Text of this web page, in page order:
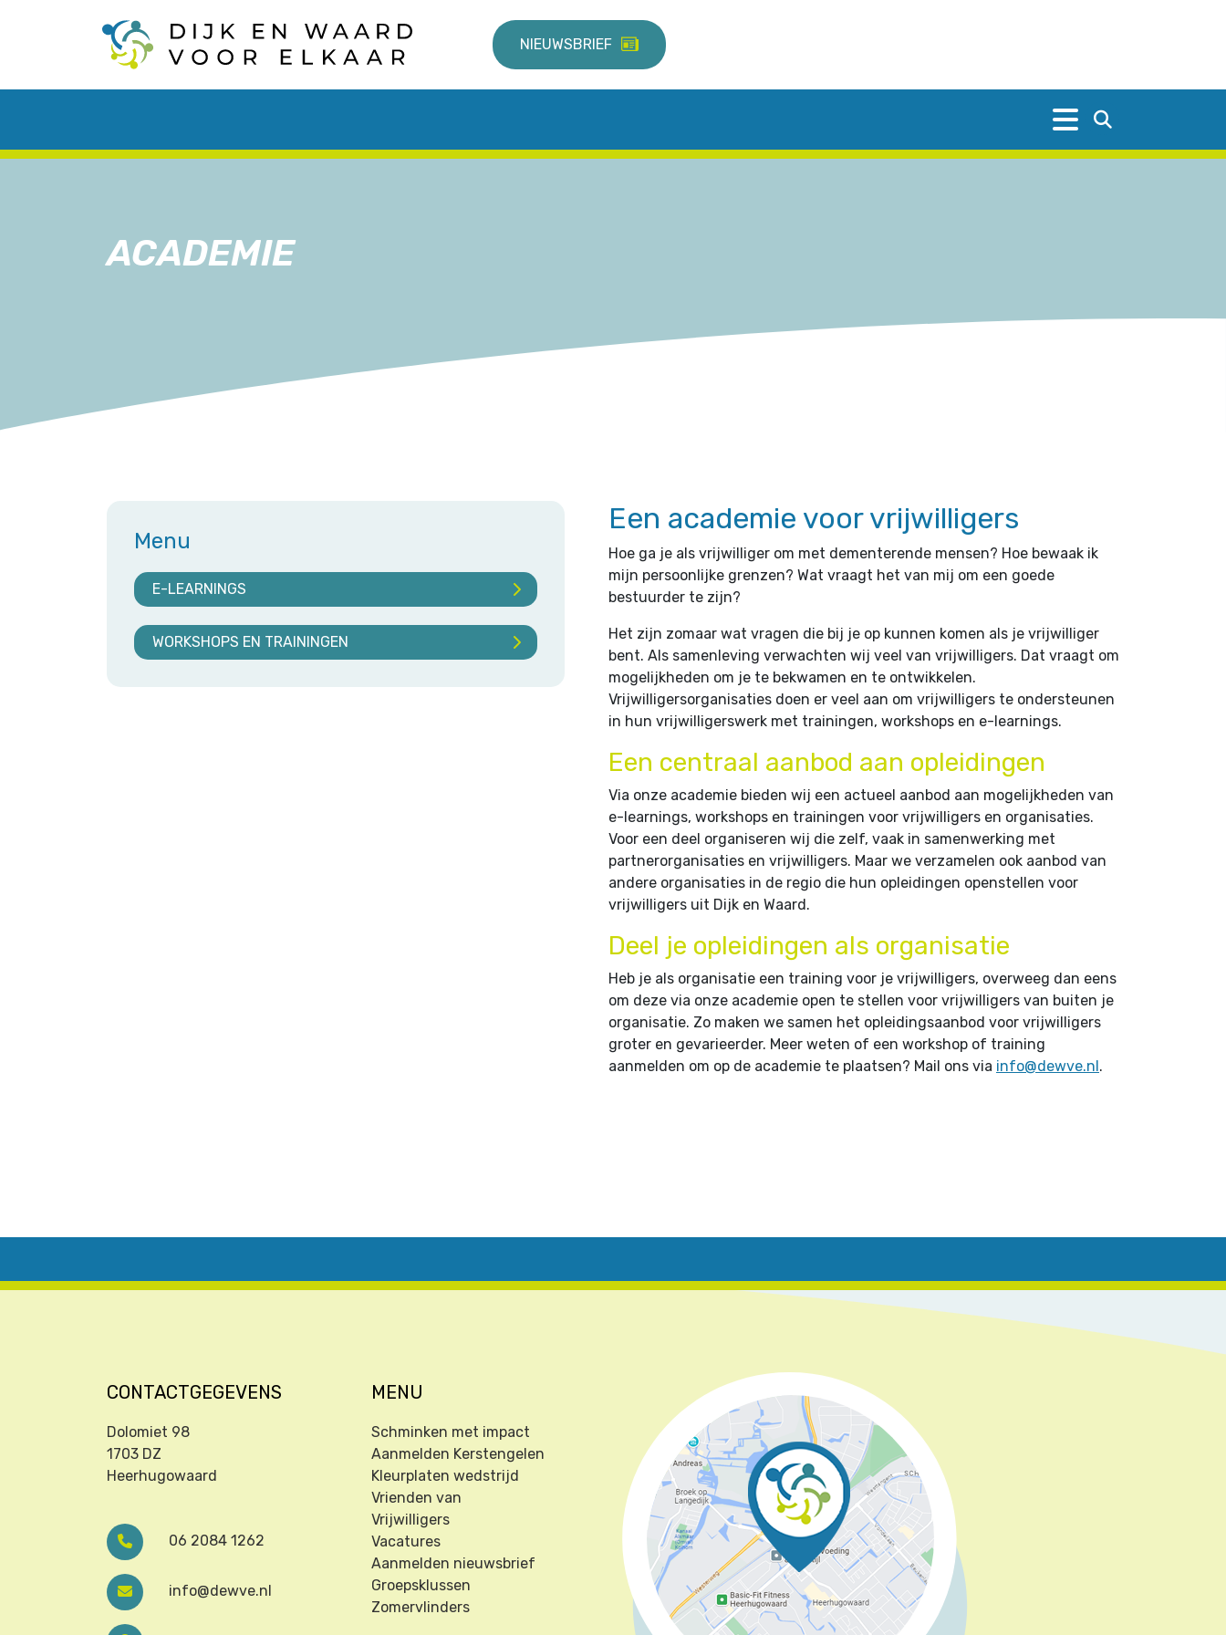
NIEUWSBRIEF
ACADEMIE
Menu
E-LEARNINGS
WORKSHOPS EN TRAININGEN
Een academie voor vrijwilligers
Hoe ga je als vrijwilliger om met dementerende mensen? Hoe bewaak ik
mijn persoonlijke grenzen? Wat vraagt het van mij om een goede
bestuurder te zijn?
Het zijn zomaar wat vragen die bij je op kunnen komen als je vrijwilliger
bent. Als samenleving verwachten wij veel van vrijwilligers. Dat vraagt om
mogelijkheden om je te bekwamen en te ontwikkelen.
Vrijwilligersorganisaties doen er veel aan om vrijwilligers te ondersteunen
in hun vrijwilligerswerk met trainingen, workshops en e-learnings.
Een centraal aanbod aan opleidingen
Via onze academie bieden wij een actueel aanbod aan mogelijkheden van
e-learnings, workshops en trainingen voor vrijwilligers en organisaties.
Voor een deel organiseren wij die zelf, vaak in samenwerking met
partnerorganisaties en vrijwilligers. Maar we verzamelen ook aanbod van
andere organisaties in de regio die hun opleidingen openstellen voor
vrijwilligers uit Dijk en Waard.
Deel je opleidingen als organisatie
Heb je als organisatie een training voor je vrijwilligers, overweeg dan eens
om deze via onze academie open te stellen voor vrijwilligers van buiten je
organisatie. Zo maken we samen het opleidingsaanbod voor vrijwilligers
groter en gevarieerder. Meer weten of een workshop of training
aanmelden om op de academie te plaatsen? Mail ons via info@dewve.nl.
CONTACTGEGEVENS
Dolomiet 98
1703 DZ
Heerhugowaard
06 2084 1262
info@dewve.nl
MENU
Schminken met impact
Aanmelden Kerstengelen
Kleurplaten wedstrijd
Vrienden van
Vrijwilligers
Vacatures
Aanmelden nieuwsbrief
Groepsklussen
Zomervlinders